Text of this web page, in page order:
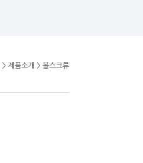
> 제품소개 > 볼스크류